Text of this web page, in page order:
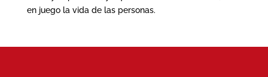
en juego la vida de las personas.